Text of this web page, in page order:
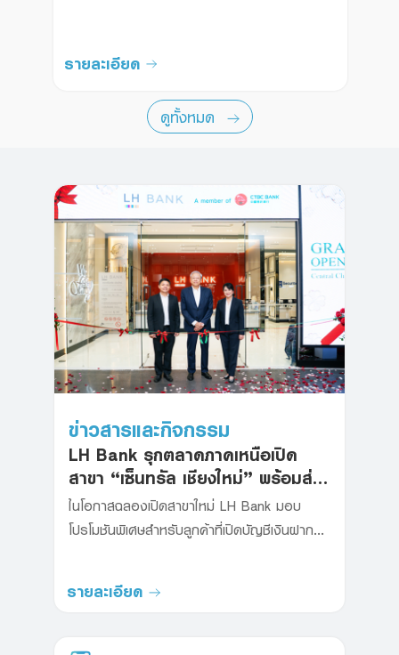
รายละเอียด
ดูทั้งหมด
ข่าวสารและกิจกรรม
LH Bank รุกตลาดภาคเหนือเปิด
สาขา “เซ็นทรัล เชียงใหม่” พร้อมส่ง
โปรโมชันพิเศษ
ในโอกาสฉลองเปิดสาขาใหม่ LH Bank มอบ
โปรโมชันพิเศษสำหรับลูกค้าที่เปิดบัญชีเงินฝาก
รายละเอียด